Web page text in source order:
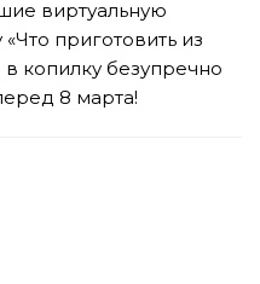
виртуальную
приготовить из
копилку безупречно
8 марта!